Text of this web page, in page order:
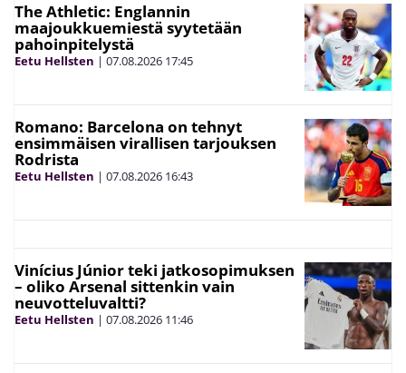
The Athletic: Englannin
maajoukkuemiestä syytetään
pahoinpitelystä
Eetu Hellsten | 07.08.2026 17:45
Romano: Barcelona on tehnyt
ensimmäisen virallisen tarjouksen
Rodrista
Eetu Hellsten | 07.08.2026 16:43
Vinícius Júnior teki jatkosopimuksen
– oliko Arsenal sittenkin vain
neuvotteluvaltti?
Eetu Hellsten | 07.08.2026 11:46